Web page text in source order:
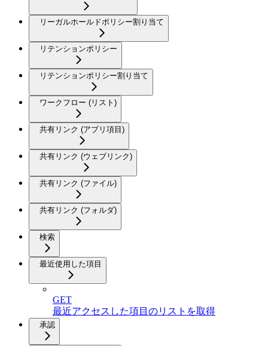
リーガルホールドポリシー割り当て
リテンションポリシー
リテンションポリシー割り当て
ワークフロー (リスト)
共有リンク (アプリ項目)
共有リンク (ウェブリンク)
共有リンク (ファイル)
共有リンク (フォルダ)
検索
最近使用した項目
GET
最近アクセスした項目のリストを取得
承認